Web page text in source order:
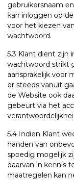
gebruikersnaam
kan inloggen op
voor het kiezen
wachtwoord.
5.3 Klant dient zijn
wachtwoord strikt
aansprakelijk voor
er steeds vanuit
de Website ook
gebeurt via het
5.4 Indien Klant
handen van
spoedig mogelijk
daarvan in kennis
maatregelen kan